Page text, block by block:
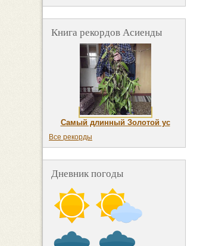
Книга рекордов Асиенды
Самый длинный Золотой ус
Все рекорды
Дневник погоды